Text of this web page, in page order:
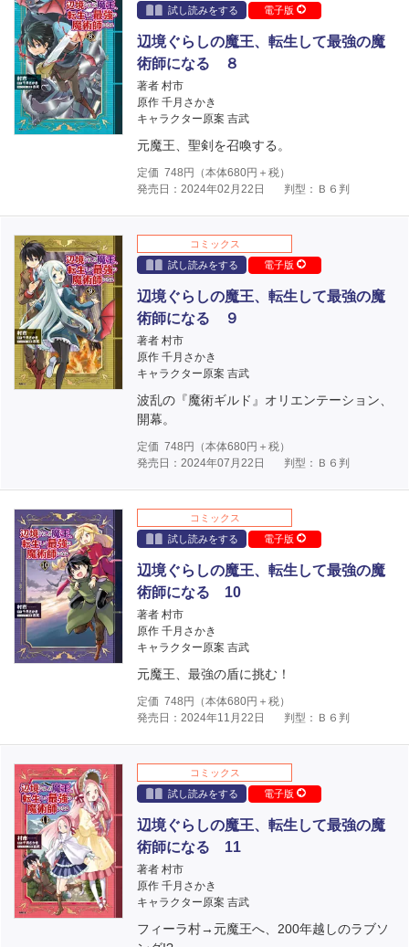
試し読みをする 電子版
辺境ぐらしの魔王、転生して最強の魔
術師になる ８
著者 村市
原作 千月さかき
キャラクター原案 吉武
元魔王、聖剣を召喚する。
定価 748 円（本体680円＋税）
発売日：2024年02月22日
判型：Ｂ６判
コミックス
試し読みをする
電子版
辺境ぐらしの魔王、転生して最強の魔
術師になる ９
著者 村市
原作 千月さかき
キャラクター原案 吉武
波乱の『魔術ギルド』オリエンテーション、
開幕。
定価 748 円（本体680円＋税）
発売日：2024年07月22日
判型：Ｂ６判
コミックス
試し読みをする
電子版
辺境ぐらしの魔王、転生して最強の魔
術師になる 10
著者 村市
原作 千月さかき
キャラクター原案 吉武
元魔王、最強の盾に挑む！
定価 748 円（本体680円＋税）
発売日：2024年11月22日
判型：Ｂ６判
コミックス
試し読みをする
電子版
辺境ぐらしの魔王、転生して最強の魔
術師になる 11
著者 村市
原作 千月さかき
キャラクター原案 吉武
フィーラ村→元魔王へ、200年越しのラブソ